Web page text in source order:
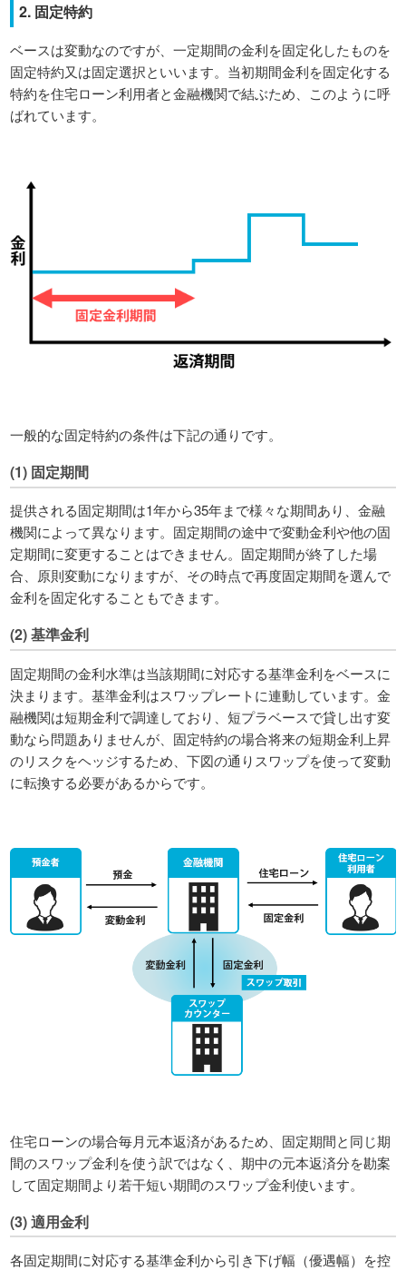
2. 固定特約
ベースは変動なのですが、一定期間の金利を固定化したものを
固定特約又は固定選択といいます。当初期間金利を固定化する
特約を住宅ローン利用者と金融機関で結ぶため、このように呼
ばれています。
一般的な固定特約の条件は下記の通りです。
(1) 固定期間
提供される固定期間は1年から35年まで様々な期間あり、金融
機関によって異なります。固定期間の途中で変動金利や他の固
定期間に変更することはできません。固定期間が終了した場
合、原則変動になりますが、その時点で再度固定期間を選んで
金利を固定化することもできます。
(2) 基準金利
固定期間の金利水準は当該期間に対応する基準金利をベースに
決まります。基準金利はスワップレートに連動しています。金
融機関は短期金利で調達しており、短プラベースで貸し出す変
動なら問題ありませんが、固定特約の場合将来の短期金利上昇
のリスクをヘッジするため、下図の通りスワップを使って変動
に転換する必要があるからです。
住宅ローンの場合毎月元本返済があるため、固定期間と同じ期
間のスワップ金利を使う訳ではなく、期中の元本返済分を勘案
して固定期間より若干短い期間のスワップ金利使います。
(3) 適用金利
各固定期間に対応する基準金利から引き下げ幅（優遇幅）を控